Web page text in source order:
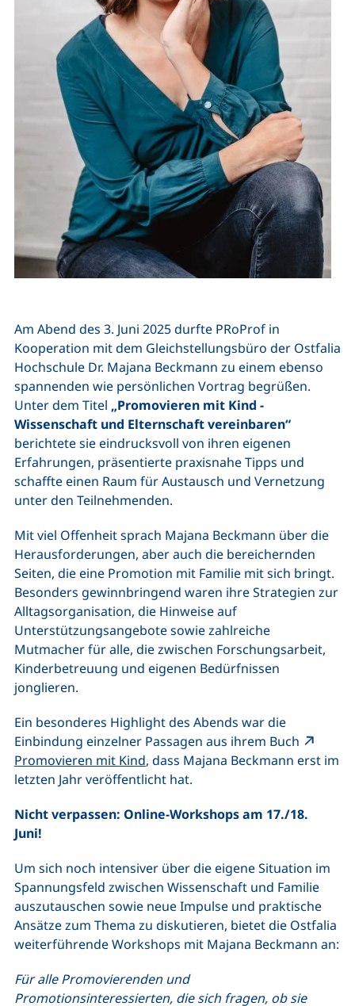
Am Abend des 3. Juni 2025 durfte PRoProf in
Kooperation mit dem Gleichstellungsbüro der Ostfalia
Hochschule Dr. Majana Beckmann zu einem ebenso
spannenden wie persönlichen Vortrag begrüßen.
Unter dem Titel „Promovieren mit Kind -
Wissenschaft und Elternschaft vereinbaren“
berichtete sie eindrucksvoll von ihren eigenen
Erfahrungen, präsentierte praxisnahe Tipps und
schaffte einen Raum für Austausch und Vernetzung
unter den Teilnehmenden.
Mit viel Offenheit sprach Majana Beckmann über die
Herausforderungen, aber auch die bereichernden
Seiten, die eine Promotion mit Familie mit sich bringt.
Besonders gewinnbringend waren ihre Strategien zur
Alltagsorganisation, die Hinweise auf
Unterstützungsangebote sowie zahlreiche
Mutmacher für alle, die zwischen Forschungsarbeit,
Kinderbetreuung und eigenen Bedürfnissen
jonglieren.
Ein besonderes Highlight des Abends war die
Einbindung einzelner Passagen aus ihrem Buch
Promovieren mit Kind(externer Link, öffnet neues
, dass Majana Beckmann erst im
letzten Jahr veröffentlicht hat.
Nicht verpassen: Online-Workshops am 17./18.
Juni!
Um sich noch intensiver über die eigene Situation im
Spannungsfeld zwischen Wissenschaft und Familie
auszutauschen sowie neue Impulse und praktische
Ansätze zum Thema zu diskutieren, bietet die Ostfalia
weiterführende Workshops mit Majana Beckmann an:
Für alle Promovierenden und
Promotionsinteressierten, die sich fragen, ob sie